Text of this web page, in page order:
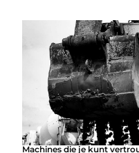
Machines die je kunt